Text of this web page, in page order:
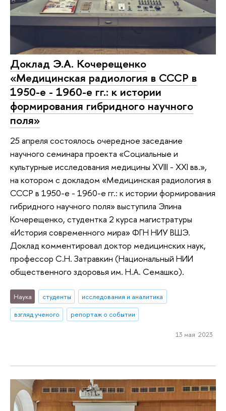
Доклад Э.А. Кочерещенко
«Медицинская радиология в СССР в
1950-е - 1960-е гг.: к истории
формирования гибридного научного
поля»
25 апреля состоялось очередное заседание
научного семинара проекта «Социальные и
культурные исследования медицины XVIII - XXI вв.»,
на котором с докладом «Медицинская радиология в
СССР в 1950-е - 1960-е гг.: к истории формирования
гибридного научного поля» выступила Элина
Кочерещенко, студентка 2 курса магистратуры
«История современного мира» ФГН НИУ ВШЭ.
Доклад комментировал доктор медицинских наук,
профессор С.Н. Затравкин (Национальный НИИ
общественного здоровья им. Н.А. Семашко).
Наука студенты
исследования и аналитика
взгляд ученого
репортаж о событии
13 мая 2023